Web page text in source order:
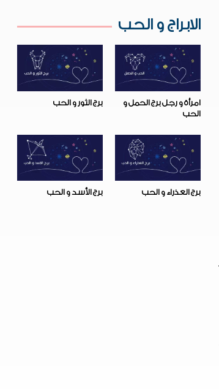
الابراج و الحب
امرأة و رجل برج الحمل و
الحب
برج الثور و الحب
برج العذراء و الحب برج الأسد و الحب